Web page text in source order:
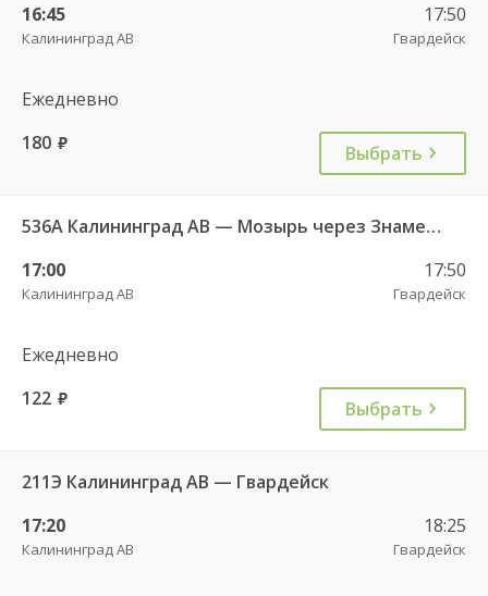
16:45
Калининград АВ
17:50
Гвардейск
Ежедневно
180 руб. Выбрать
536А Калининград АВ — Мозырь через Знаменск
17:00
Калининград АВ
17:50
Гвардейск
Ежедневно
122 руб. Выбрать
211Э Калининград АВ — Гвардейск
17:20
Калининград АВ
18:25
Гвардейск